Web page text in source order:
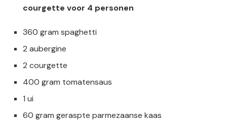
courgette voor 4 personen
360 gram spaghetti
2 aubergine
2 courgette
400 gram tomatensaus
1 ui
60 gram geraspte parmezaanse kaas